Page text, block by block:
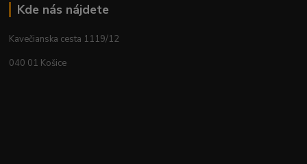
Kde nás nájdete
Kavečianska cesta 1119/12
040 01 Košice